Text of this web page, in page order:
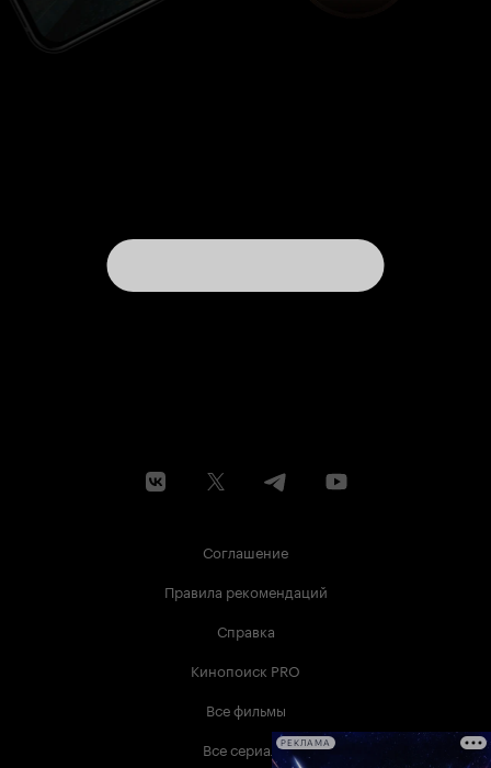
Соглашение
Правила рекомендаций
Справка
Кинопоиск PRO
Все фильмы
Все сериалыРЕКЛАМА